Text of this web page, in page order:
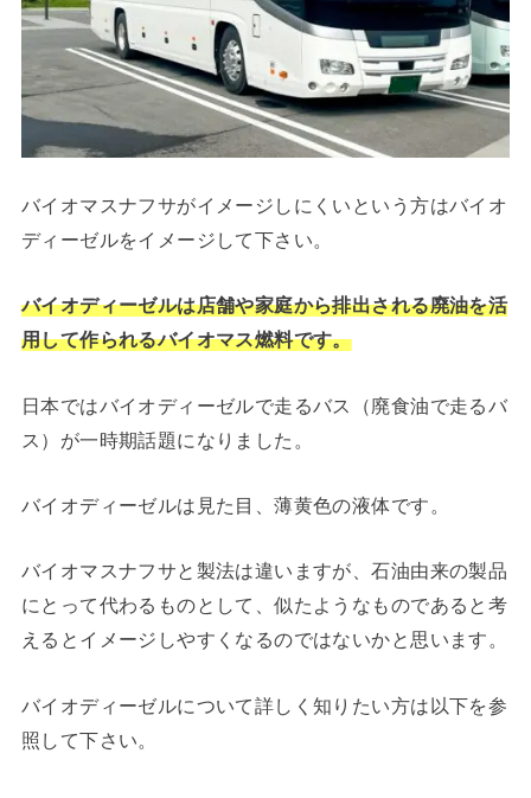
バイオマスナフサがイメージしにくいという方はバイオ
ディーゼルをイメージして下さい。
バイオディーゼルは店舗や家庭から排出される廃油を活
用して作られるバイオマス燃料です。
日本ではバイオディーゼルで走るバス（廃食油で走るバ
ス）が一時期話題になりました。
バイオディーゼルは見た目、薄黄色の液体です。
バイオマスナフサと製法は違いますが、石油由来の製品
にとって代わるものとして、似たようなものであると考
えるとイメージしやすくなるのではないかと思います。
バイオディーゼルについて詳しく知りたい方は以下を参
照して下さい。